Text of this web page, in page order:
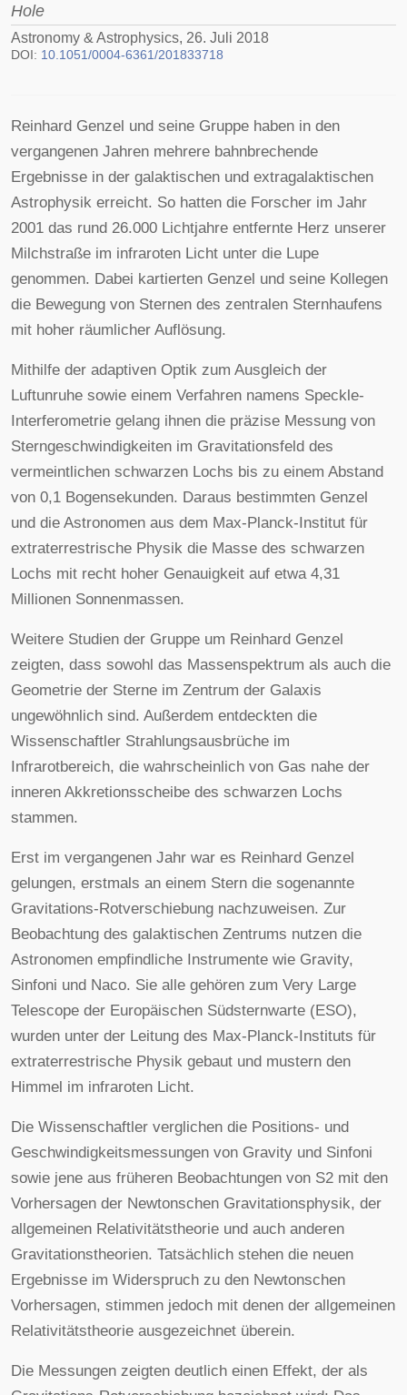
Hole
Astronomy & Astrophysics, 26. Juli 2018
DOI: 10.1051/0004-6361/201833718
Reinhard Genzel und seine Gruppe haben in den
vergangenen Jahren mehrere bahnbrechende
Ergebnisse in der galaktischen und extragalaktischen
Astrophysik erreicht. So hatten die Forscher im Jahr
2001 das rund 26.000 Lichtjahre entfernte Herz unserer
Milchstraße im infraroten Licht unter die Lupe
genommen. Dabei kartierten Genzel und seine Kollegen
die Bewegung von Sternen des zentralen Sternhaufens
mit hoher räumlicher Auflösung.
Mithilfe der adaptiven Optik zum Ausgleich der
Luftunruhe sowie einem Verfahren namens Speckle-
Interferometrie gelang ihnen die präzise Messung von
Sterngeschwindigkeiten im Gravitationsfeld des
vermeintlichen schwarzen Lochs bis zu einem Abstand
von 0,1 Bogensekunden. Daraus bestimmten Genzel
und die Astronomen aus dem Max-Planck-Institut für
extraterrestrische Physik die Masse des schwarzen
Lochs mit recht hoher Genauigkeit auf etwa 4,31
Millionen Sonnenmassen.
Weitere Studien der Gruppe um Reinhard Genzel
zeigten, dass sowohl das Massenspektrum als auch die
Geometrie der Sterne im Zentrum der Galaxis
ungewöhnlich sind. Außerdem entdeckten die
Wissenschaftler Strahlungsausbrüche im
Infrarotbereich, die wahrscheinlich von Gas nahe der
inneren Akkretionsscheibe des schwarzen Lochs
stammen.
Erst im vergangenen Jahr war es Reinhard Genzel
gelungen, erstmals an einem Stern die sogenannte
Gravitations-Rotverschiebung nachzuweisen. Zur
Beobachtung des galaktischen Zentrums nutzen die
Astronomen empfindliche Instrumente wie Gravity,
Sinfoni und Naco. Sie alle gehören zum Very Large
Telescope der Europäischen Südsternwarte (ESO),
wurden unter der Leitung des Max-Planck-Instituts für
extraterrestrische Physik gebaut und mustern den
Himmel im infraroten Licht.
Die Wissenschaftler verglichen die Positions- und
Geschwindigkeitsmessungen von Gravity und Sinfoni
sowie jene aus früheren Beobachtungen von S2 mit den
Vorhersagen der Newtonschen Gravitationsphysik, der
allgemeinen Relativitätstheorie und auch anderen
Gravitationstheorien. Tatsächlich stehen die neuen
Ergebnisse im Widerspruch zu den Newtonschen
Vorhersagen, stimmen jedoch mit denen der allgemeinen
Relativitätstheorie ausgezeichnet überein.
Die Messungen zeigten deutlich einen Effekt, der als